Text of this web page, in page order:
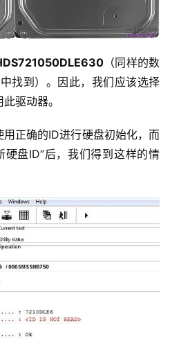
（同样的数
中找到）。因此，我们应该选择
驱动器。
正确的ID进行硬盘初始化，而
硬盘ID”后，我们得到这样的情